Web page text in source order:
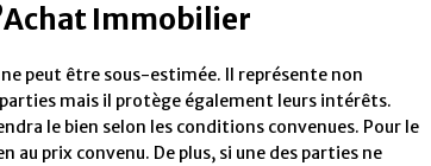
Immobilier
ne peut être sous-estimée. Il représente non
mais il protège également leurs intérêts.
le bien selon les conditions convenues. Pour le
au prix convenu. De plus, si une des parties ne